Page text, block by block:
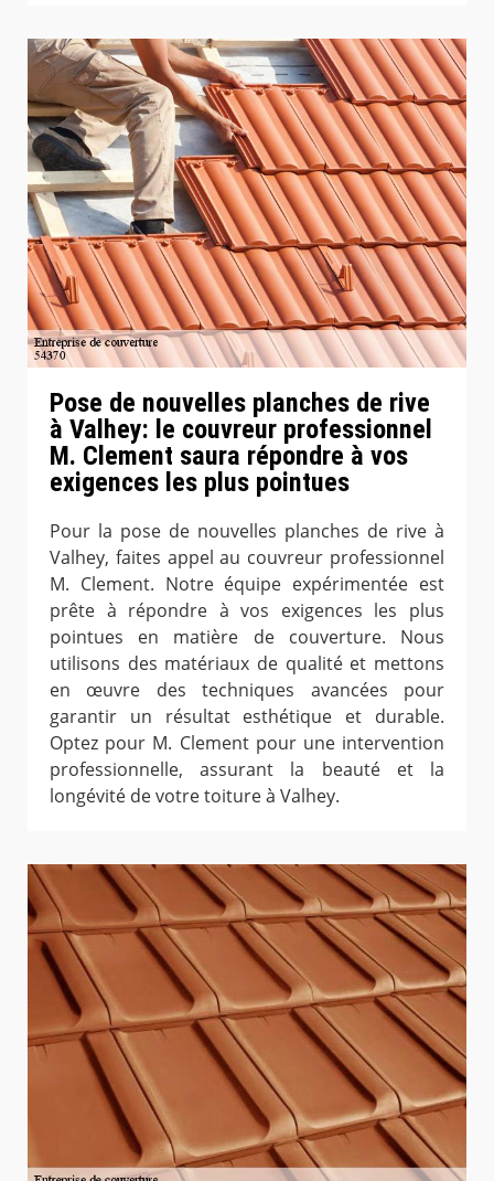
Pose de nouvelles planches de rive
à Valhey: le couvreur professionnel
M. Clement saura répondre à vos
exigences les plus pointues
Pour la pose de nouvelles planches de rive à
Valhey, faites appel au couvreur professionnel
M. Clement. Notre équipe expérimentée est
prête à répondre à vos exigences les plus
pointues en matière de couverture. Nous
utilisons des matériaux de qualité et mettons
en œuvre des techniques avancées pour
garantir un résultat esthétique et durable.
Optez pour M. Clement pour une intervention
professionnelle, assurant la beauté et la
longévité de votre toiture à Valhey.